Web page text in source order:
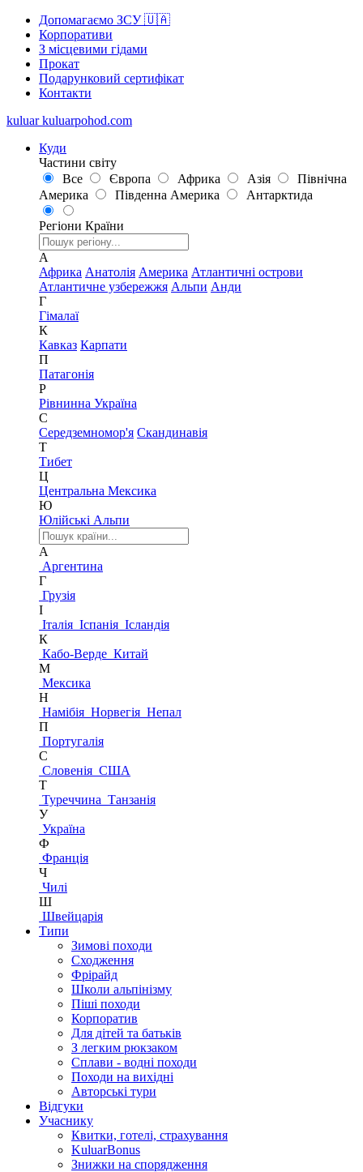
Допомагаємо ЗСУ 🇺🇦
Корпоративи
З місцевими гідами
Прокат
Подарунковий сертифікат
Контакти
kuluar kuluarpohod.com
Куди
Частини світу
Все
Європа Африка Азія
Північна
Америка
Південна Америка Антарктида
Регіони Країни
А
Африка Анатолія Америка Атлантичні острови
Атлантичне узбережжя Альпи Анди
Г
Гімалаї
К
Кавказ Карпати
П
Патагонія
Р
Рівнинна Україна
С
Середземномор'я Скандинавія
Т
Тибет
Ц
Центральна Мексика
Ю
Юлійські Альпи
А
Аргентина
Г
Грузія
І
Італія Іспанія Ісландія
К
Кабо-Верде Китай
М
Мексика
Н
Намібія Норвегія Непал
П
Португалія
С
Словенія США
Т
Туреччина Танзанія
У
Україна
Ф
Франція
Ч
Чилі
Ш
Швейцарія
Типи
Зимові походи
Сходження
Фрірайд
Школи альпінізму
Піші походи
Корпоратив
Для дітей та батьків
З легким рюкзаком
Сплави - водні походи
Походи на вихідні
Авторські тури
Відгуки
Учаснику
Квитки, готелі, страхування
KuluarBonus
Знижки на спорядження